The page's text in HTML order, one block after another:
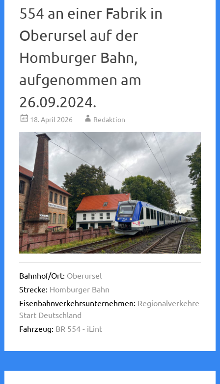
554 an einer Fabrik in
Oberursel auf der
Homburger Bahn,
aufgenommen am
26.09.2024.
18. April 2026 Redaktion
Bahnhof/Ort: Oberursel
Strecke: Homburger Bahn
Eisenbahnverkehrsunternehmen: Regionalverkehre
Start Deutschland
Fahrzeug: BR 554 - iLint